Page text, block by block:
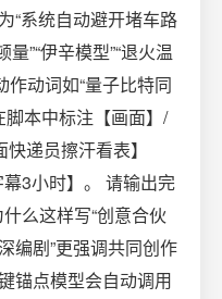
“系统自动避开堵车路
”“伊辛模型”“退火温
作动词如“量子比特同
脚本中标注【画面】/
递员擦汗看表】
3小时】。 请输出完
么这样写“创意合伙
编剧”更强调共同创作
锚点模型会自动调用